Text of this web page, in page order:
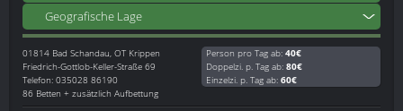
Geografische Lage
01814 Bad Schandau, OT Krippen
Friedrich-Gottlob-Keller-Straße 69
Telefon: 035028 86190
86 Betten + zusätzlich Aufbettung
Person pro Tag ab: 40€
Doppelzi. p. Tag ab: 80€
Einzelzi. p. Tag ab: 60€